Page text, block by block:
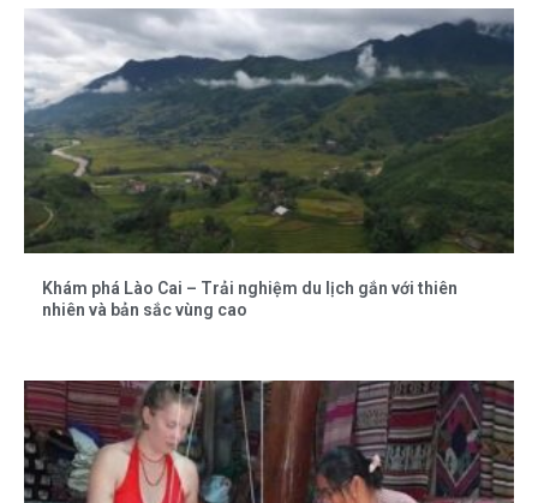
Khám phá Lào Cai – Trải nghiệm du lịch gắn với thiên
nhiên và bản sắc vùng cao